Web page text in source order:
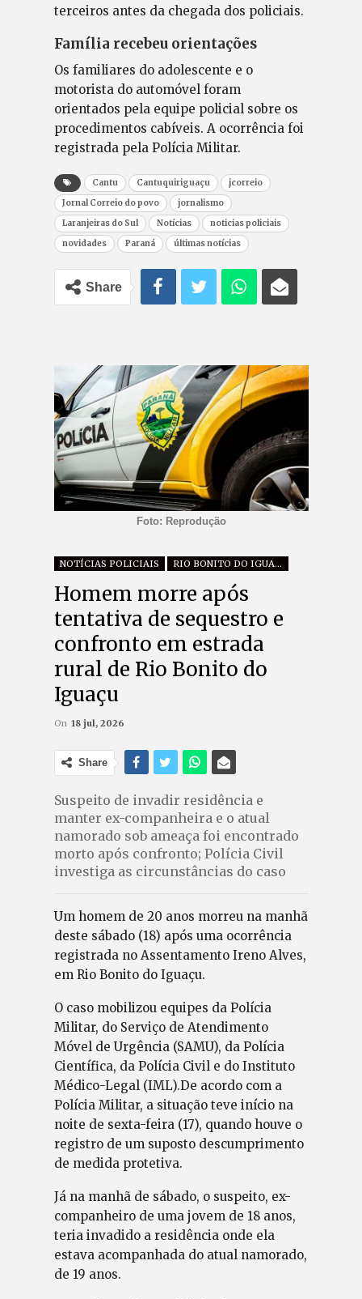
terceiros antes da chegada dos policiais.
Família recebeu orientações
Os familiares do adolescente e o
motorista do automóvel foram
orientados pela equipe policial sobre os
procedimentos cabíveis. A ocorrência foi
registrada pela Polícia Militar.
Cantu Cantuquiriguaçu
jcorreio
Jornal Correio do povo
jornalismo
Laranjeiras do Sul
Notícias
noticias policiais
novidades
Paraná últimas notícias
Share
Foto: Reprodução
NOTÍCIAS POLICIAIS RIO BONITO DO IGUAÇU
Homem morre após
tentativa de sequestro e
confronto em estrada
rural de Rio Bonito do
Iguaçu
On 18 jul, 2026
Share
Suspeito de invadir residência e
manter ex-companheira e o atual
namorado sob ameaça foi encontrado
morto após confronto; Polícia Civil
investiga as circunstâncias do caso
Um homem de 20 anos morreu na manhã
deste sábado (18) após uma ocorrência
registrada no Assentamento Ireno Alves,
em Rio Bonito do Iguaçu.
O caso mobilizou equipes da Polícia
Militar, do Serviço de Atendimento
Móvel de Urgência (SAMU), da Polícia
Científica, da Polícia Civil e do Instituto
Médico-Legal (IML).De acordo com a
Polícia Militar, a situação teve início na
noite de sexta-feira (17), quando houve o
registro de um suposto descumprimento
de medida protetiva.
Já na manhã de sábado, o suspeito, ex-
companheiro de uma jovem de 18 anos,
teria invadido a residência onde ela
estava acompanhada do atual namorado,
de 19 anos.